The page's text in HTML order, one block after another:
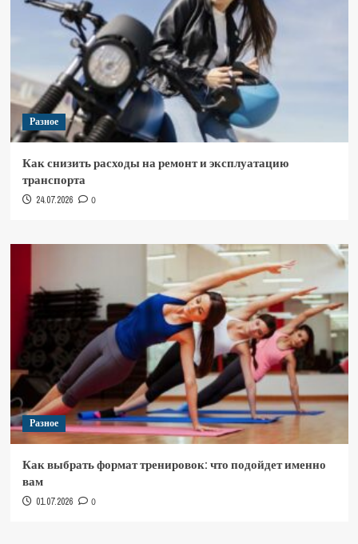
Разное
Как снизить расходы на ремонт и эксплуатацию
транспорта
24.07.2026 0
Разное
Как выбрать формат тренировок: что подойдет именно
вам
01.07.2026 0